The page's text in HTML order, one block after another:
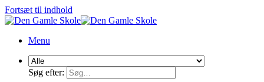
Fortsæt til indhold
Menu
Søg efter: